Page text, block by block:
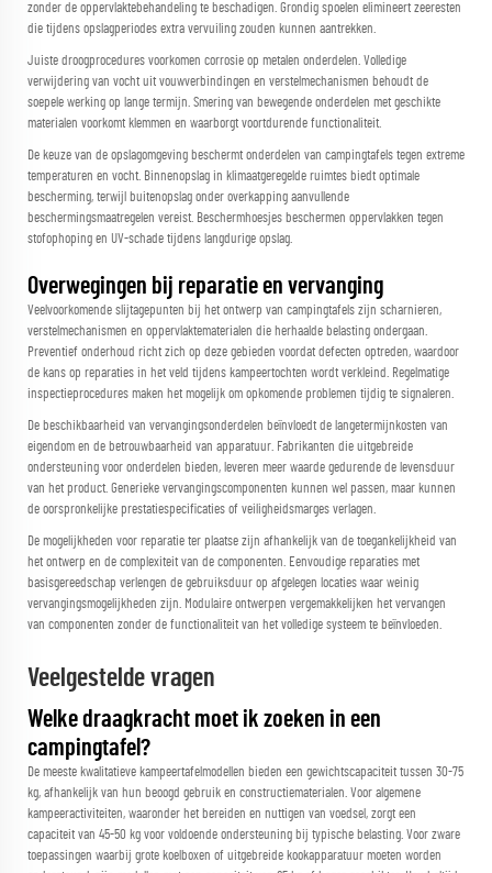
zonder de oppervlaktebehandeling te beschadigen. Grondig spoelen elimineert zeeresten
die tijdens opslagperiodes extra vervuiling zouden kunnen aantrekken.
Juiste droogprocedures voorkomen corrosie op metalen onderdelen. Volledige
verwijdering van vocht uit vouwverbindingen en verstelmechanismen behoudt de
soepele werking op lange termijn. Smering van bewegende onderdelen met geschikte
materialen voorkomt klemmen en waarborgt voortdurende functionaliteit.
De keuze van de opslagomgeving beschermt onderdelen van campingtafels tegen extreme
temperaturen en vocht. Binnenopslag in klimaatgeregelde ruimtes biedt optimale
bescherming, terwijl buitenopslag onder overkapping aanvullende
beschermingsmaatregelen vereist. Beschermhoesjes beschermen oppervlakken tegen
stofophoping en UV-schade tijdens langdurige opslag.
Overwegingen bij reparatie en vervanging
Veelvoorkomende slijtagepunten bij het ontwerp van campingtafels zijn scharnieren,
verstelmechanismen en oppervlaktematerialen die herhaalde belasting ondergaan.
Preventief onderhoud richt zich op deze gebieden voordat defecten optreden, waardoor
de kans op reparaties in het veld tijdens kampeertochten wordt verkleind. Regelmatige
inspectieprocedures maken het mogelijk om opkomende problemen tijdig te signaleren.
De beschikbaarheid van vervangingsonderdelen beïnvloedt de langetermijnkosten van
eigendom en de betrouwbaarheid van apparatuur. Fabrikanten die uitgebreide
ondersteuning voor onderdelen bieden, leveren meer waarde gedurende de levensduur
van het product. Generieke vervangingscomponenten kunnen wel passen, maar kunnen
de oorspronkelijke prestatiespecificaties of veiligheidsmarges verlagen.
De mogelijkheden voor reparatie ter plaatse zijn afhankelijk van de toegankelijkheid van
het ontwerp en de complexiteit van de componenten. Eenvoudige reparaties met
basisgereedschap verlengen de gebruiksduur op afgelegen locaties waar weinig
vervangingsmogelijkheden zijn. Modulaire ontwerpen vergemakkelijken het vervangen
van componenten zonder de functionaliteit van het volledige systeem te beïnvloeden.
Veelgestelde vragen
Welke draagkracht moet ik zoeken in een
campingtafel?
De meeste kwalitatieve kampeertafelmodellen bieden een gewichtscapaciteit tussen 30-75
kg, afhankelijk van hun beoogd gebruik en constructiematerialen. Voor algemene
kampeeractiviteiten, waaronder het bereiden en nuttigen van voedsel, zorgt een
capaciteit van 45-50 kg voor voldoende ondersteuning bij typische belasting. Voor zware
toepassingen waarbij grote koelboxen of uitgebreide kookapparatuur moeten worden